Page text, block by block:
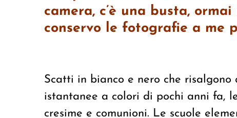
camera, c’è una busta,
conservo le fotografie a me
Scatti in bianco e nero che risalgono
istantanee a colori di pochi anni fa,
cresime e comunioni. Le scuole